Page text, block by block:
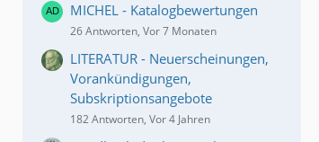
MICHEL - Katalogbewertungen
26 Antworten, Vor 7 Monaten
LITERATUR - Neuerscheinungen,
Vorankündigungen,
Subskriptionsangebote
182 Antworten, Vor 4 Jahren